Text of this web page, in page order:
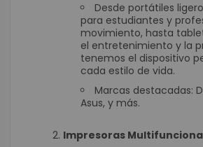
Desde portátiles
para estudiantes y
movimiento, hasta
el entretenimiento y la
tenemos el dispositivo
cada estilo de vida.
Marcas destacadas:
Asus, y más.
Impresoras